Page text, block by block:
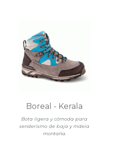
Bota ligera y cómoda para
senderismo de baja y mdeia
montaña.
Boreal - Kerala